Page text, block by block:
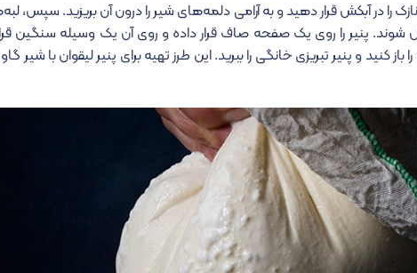
را در آبکش قرار دهید و به آرامی دلمه‌های شیر را درون آن بریزید. سپس،
شوند. پنیر را روی یک صفحه صاف قرار داده و روی آن یک وسیله سنگین
پنیر تبریزی خانگی را ببرید. این طرز تهیه برای پنیر لیقوان با شیر